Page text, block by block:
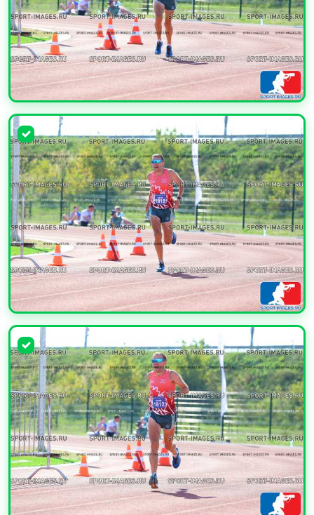
УВЕЛИЧИТЬ
УВЕЛИЧИТЬ